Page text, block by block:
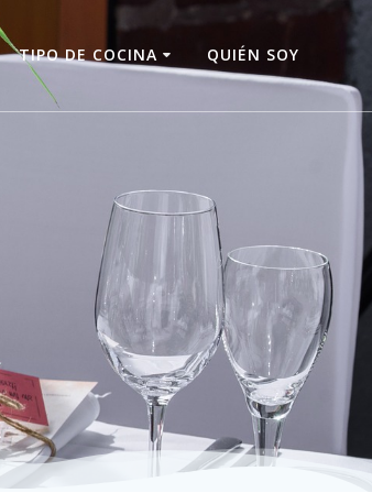
TIPO DE COCINA QUIÉN SOY